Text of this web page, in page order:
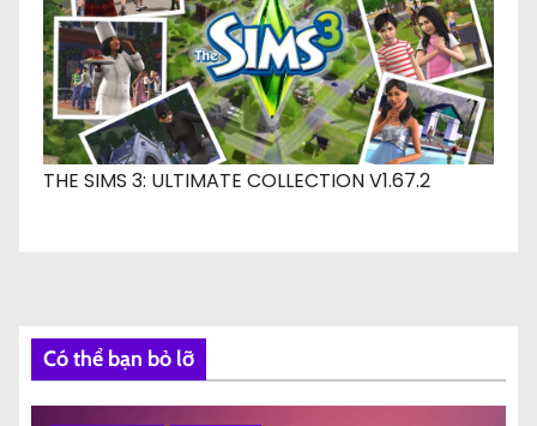
THE SIMS 3: ULTIMATE COLLECTION V1.67.2
Có thể bạn bỏ lỡ